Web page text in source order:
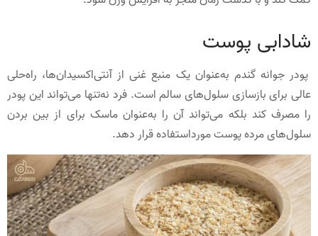
شادابی پوست
پودر جوانه گندم به‌عنوان یک منبع غنی از آنتی‌اکسیدان‌ها، راه‌حلی
عالی برای بازسازی سلول‌های سالم است. فرد نه‌تنها می‌تواند این پودر
را مصرف کند بلکه می‌تواند آن را به‌عنوان ماسک برای از بین بردن
سلول‌های مرده پوست مورداستفاده قرار دهد.